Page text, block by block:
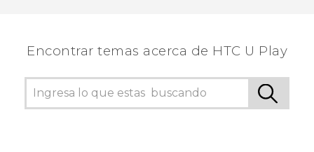
Encontrar temas acerca de HTC U Play